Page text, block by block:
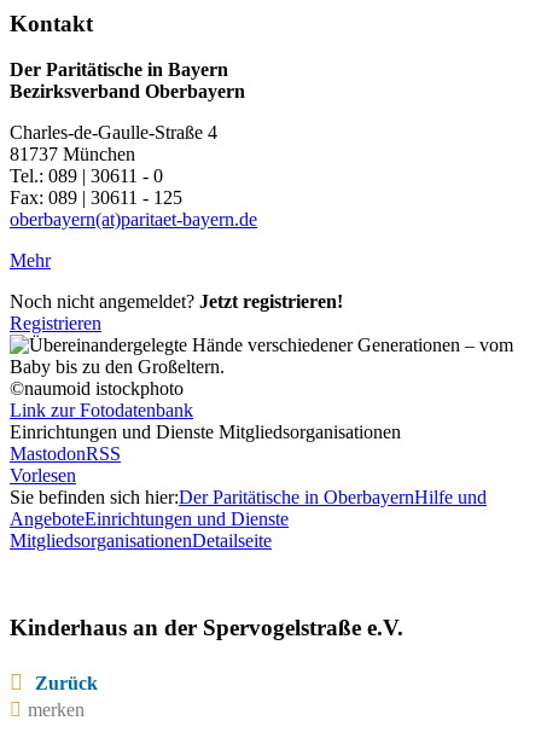
Kontakt
Der Paritätische in Bayern
Bezirksverband Oberbayern
Charles-de-Gaulle-Straße 4
81737 München
Tel.: 089 | 30611 - 0
Fax: 089 | 30611 - 125
oberbayern(at)paritaet-bayern.de
Mehr
Noch nicht angemeldet? Jetzt registrieren!
Registrieren
©naumoid istockphoto
Link zur Fotodatenbank
Einrichtungen und Dienste Mitgliedsorganisationen
MastodonRSS
Vorlesen
Sie befinden sich hier:Der Paritätische in OberbayernHilfe und
AngeboteEinrichtungen und Dienste
MitgliedsorganisationenDetailseite
Kinderhaus an der Spervogelstraße e.V.
Zurück
merken